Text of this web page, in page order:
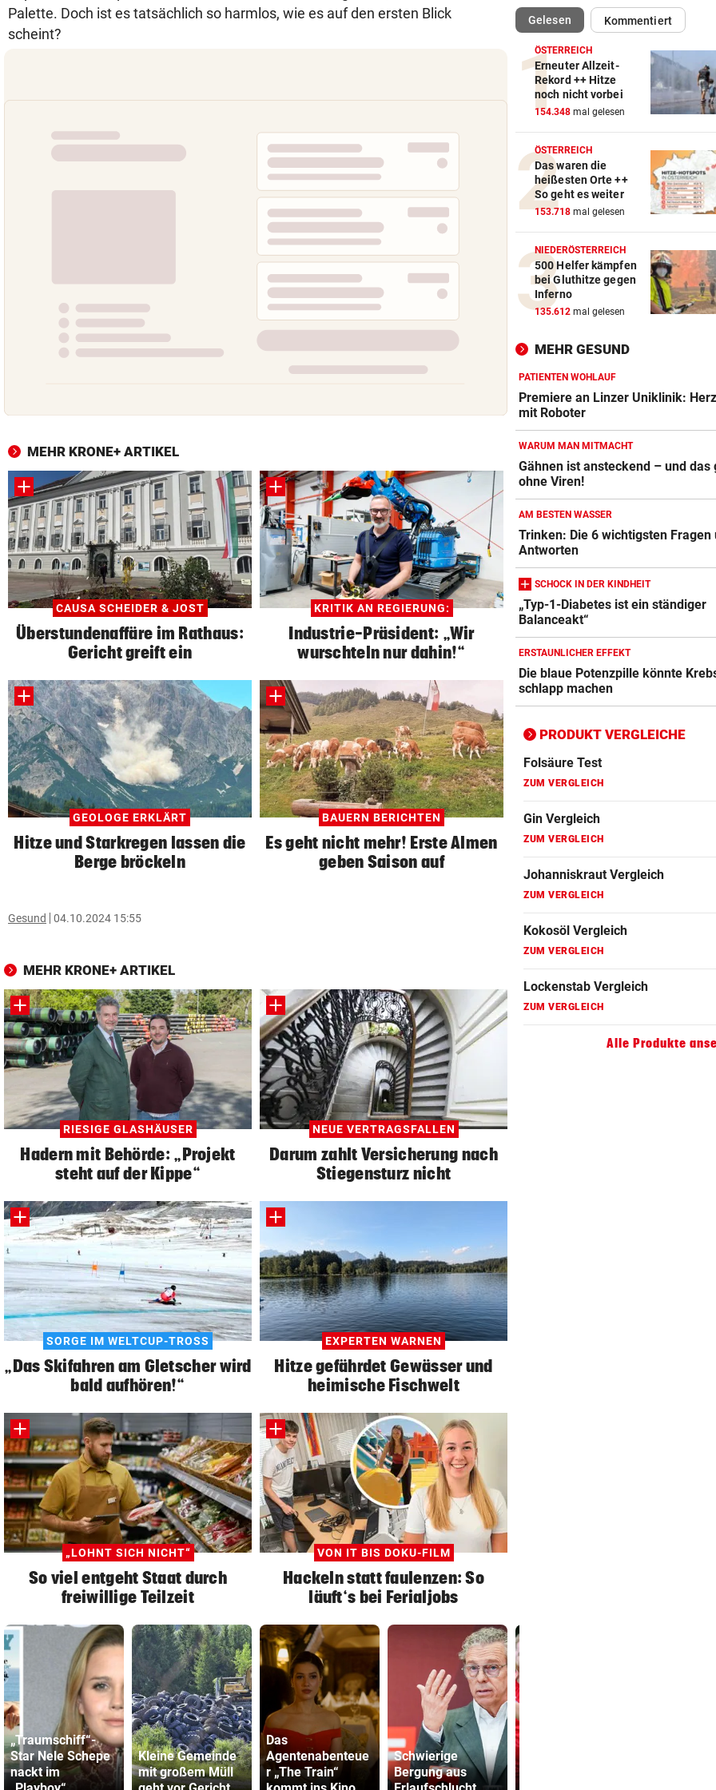
Palette. Doch ist es tatsächlich so harmlos, wie es auf den ersten Blick
scheint?
MEHR KRONE+ ARTIKEL
CAUSA SCHEIDER & JOST
Überstundenaffäre im Rathaus:
Gericht greift ein
KRITIK AN REGIERUNG:
Industrie-Präsident: „Wir
wurschteln nur dahin!“
GEOLOGE ERKLÄRT
Hitze und Starkregen lassen die
Berge bröckeln
BAUERN BERICHTEN
Es geht nicht mehr! Erste Almen
geben Saison auf
Gesund 04.10.2024 15:55
MEHR KRONE+ ARTIKEL
RIESIGE GLASHÄUSER
Hadern mit Behörde: „Projekt
steht auf der Kippe“
NEUE VERTRAGSFALLEN
Darum zahlt Versicherung nach
Stiegensturz nicht
SORGE IM WELTCUP-TROSS
„Das Skifahren am Gletscher wird
bald aufhören!“
EXPERTEN WARNEN
Hitze gefährdet Gewässer und
heimische Fischwelt
„LOHNT SICH NICHT“
So viel entgeht Staat durch
freiwillige Teilzeit
VON IT BIS DOKU-FILM
Hackeln statt faulenzen: So
läuft‘s bei Ferialjobs
„Traumschiff“-
Star Nele Schepe
nackt im
Kleine Gemeinde
mit großem Müll
Das
Agentenabenteue
r „The Train“
Schwierige
Bergung aus
RÜCKSCHLAG FÜR ÖSV-ASS
Sturz von Lamparter: Jetzt
Diagnose da!
IN BACHBETT GEFANGEN vor
Notruf abgebrochen: Suche
verletztem Wanderer
ABREISE AUS SAALFELDEN vor
RB-Star verabschiedet sich:
Rekorddeal steht bevor
EIN STÜRMER FEHLT
Was die Austria heute in
Rumänien erwartet
EIN KLUB MACHT ERNST vor
zum Knackpunkt?
NÄCHSTE ABHÖR-AFFÄRE: vor
SPÖ und ÖVP wollen die
Lederer aussitzen
OSV-DUO IN PARIS vor
Knoll und Lotfi ziehen vom
ins EM-Finale ein
Gelesen(ausgewählt)Kommentiert
ÖSTERREICH
Erneuter Allzeit-
Rekord ++ Hitze
noch nicht vorbei
154.348 mal gelesen
ÖSTERREICH
Das waren die
heißesten Orte ++
So geht es weiter
153.718 mal gelesen
NIEDERÖSTERREICH
500 Helfer kämpfen
bei Gluthitze gegen
Inferno
135.612 mal gelesen
MEHR GESUND
PATIENTEN WOHLAUF
Premiere an Linzer Uniklinik:
mit Roboter
WARUM MAN MITMACHT
Gähnen ist ansteckend – und das
ohne Viren!
AM BESTEN WASSER
Trinken: Die 6 wichtigsten Fragen
Antworten
SCHOCK IN DER KINDHEIT
„Typ-1-Diabetes ist ein ständiger
Balanceakt“
ERSTAUNLICHER EFFEKT
Die blaue Potenzpille könnte
schlapp machen
PRODUKT VERGLEICHE
Blutdruckmessgerät Vergleich
Duschkopf Vergleich
ZUM VERGLEICH
Epilierer Vergleich
ZUM VERGLEICH
Fitbit Vergleich
ZUM VERGLEICH
Folsäure Test
ZUM VERGLEICH
Gin Vergleich
ZUM VERGLEICH
Johanniskraut Vergleich
ZUM VERGLEICH
Kokosöl Vergleich
ZUM VERGLEICH
Lockenstab Vergleich
ZUM VERGLEICH
Alle Produkte